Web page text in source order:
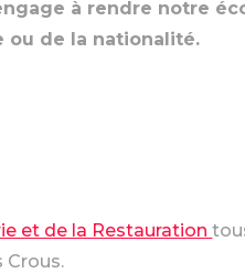
à rendre notre
ou de la nationalité.
et de la Restauration
Crous.